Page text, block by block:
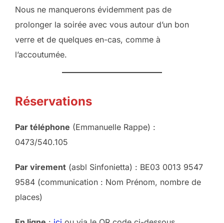
Nous ne manquerons évidemment pas de
prolonger la soirée avec vous autour d’un bon
verre et de quelques en-cas, comme à
l’accoutumée.
Réservations
Par téléphone (Emmanuelle Rappe) :
0473/540.105
Par virement (asbl Sinfonietta) : BE03 0013 9547
9584 (communication : Nom Prénom, nombre de
places)